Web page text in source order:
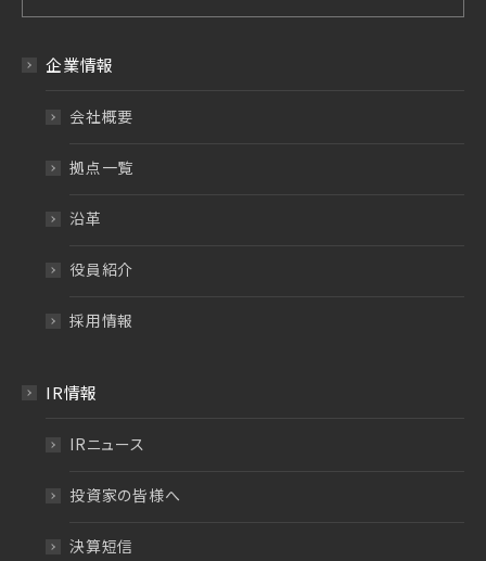
企業情報
会社概要
拠点一覧
沿革
役員紹介
採用情報
IR情報
IRニュース
投資家の皆様へ
決算短信